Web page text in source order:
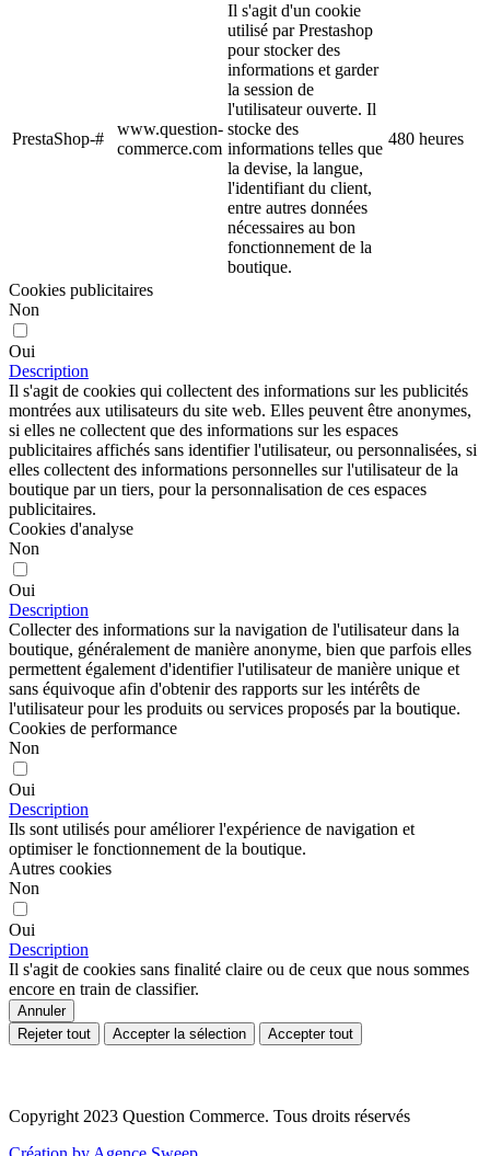
PrestaShop-#
www.question-
commerce.com
Il s'agit d'un cookie
utilisé par Prestashop
pour stocker des
informations et garder
la session de
l'utilisateur ouverte. Il
stocke des
informations telles que
la devise, la langue,
l'identifiant du client,
entre autres données
nécessaires au bon
fonctionnement de la
boutique.
480 heures
Cookies publicitaires
Non
Oui
Description
Il s'agit de cookies qui collectent des informations sur les publicités
montrées aux utilisateurs du site web. Elles peuvent être anonymes,
si elles ne collectent que des informations sur les espaces
publicitaires affichés sans identifier l'utilisateur, ou personnalisées, si
elles collectent des informations personnelles sur l'utilisateur de la
boutique par un tiers, pour la personnalisation de ces espaces
publicitaires.
Cookies d'analyse
Non
Oui
Description
Collecter des informations sur la navigation de l'utilisateur dans la
boutique, généralement de manière anonyme, bien que parfois elles
permettent également d'identifier l'utilisateur de manière unique et
sans équivoque afin d'obtenir des rapports sur les intérêts de
l'utilisateur pour les produits ou services proposés par la boutique.
Cookies de performance
Non
Oui
Description
Ils sont utilisés pour améliorer l'expérience de navigation et
optimiser le fonctionnement de la boutique.
Autres cookies
Non
Oui
Description
Il s'agit de cookies sans finalité claire ou de ceux que nous sommes
encore en train de classifier.
Annuler
Rejeter tout
Accepter la sélection Accepter tout
Copyright 2023 Question Commerce. Tous droits réservés